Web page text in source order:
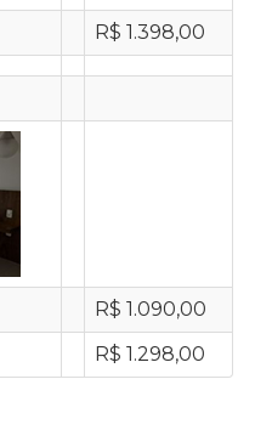
R$ 1.398,00
R$ 1.090,00
R$ 1.298,00